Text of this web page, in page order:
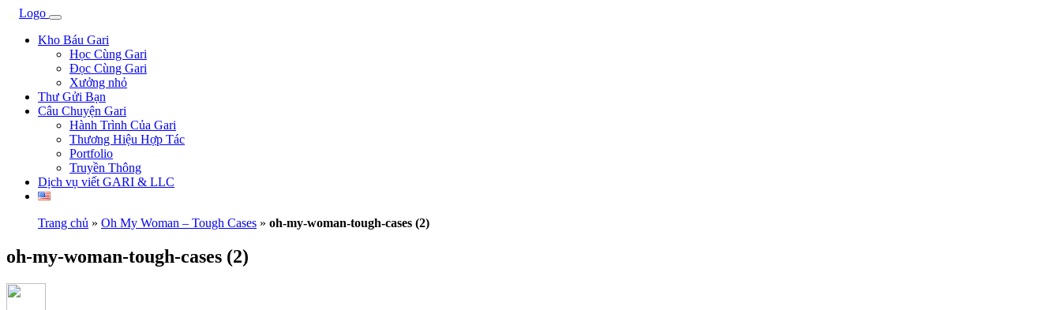
Kho Báu Gari
Học Cùng Gari
Đọc Cùng Gari
Xưởng nhỏ
Thư Gửi Bạn
Câu Chuyện Gari
Hành Trình Của Gari
Thương Hiệu Hợp Tác
Portfolio
Truyền Thông
Dịch vụ viết GARI & LLC
Trang chủ » Oh My Woman – Tough Cases » oh-my-woman-tough-cases (2)
oh-my-woman-tough-cases (2)